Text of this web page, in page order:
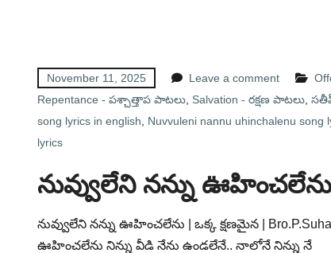
November 11, 2025 Leave a comment
Repentance - పశ్చాత్తాప పాటలు Salvation - రక్షణ పాటలు
song lyrics in english
Nuvvuleni nannu uhinchalenu song
lyrics
నువ్వులేని నన్ను ఊహించలేను
నువ్వులేని నన్ను ఊహించలేను | ఒక్క క్షణమైన |
ఊహించలేను నిన్ను వీడి నేను ఉండలేనే.. నాలోనే నిన్ను నే